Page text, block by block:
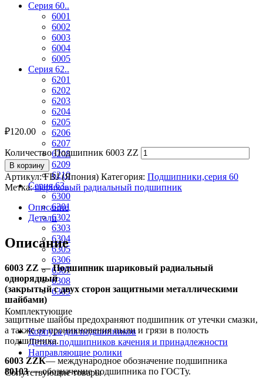
Серия 60..
6001
6002
6003
6004
6005
Серия 62..
6201
6202
6203
6204
6205
6206
6207
6208
6209
6210
Серия 63..
6300
6301
6302
6303
6304
6305
6306
6307
6308
6309
Комплектующие
Корпуса для подшипников
Детали подшипников качения и принадлежности
Направляющие ролики
Сопутствующие товары
₽120.00
Количество Подшипник 6003 ZZ
В корзину
Артикул:FBJ (Япония) Категория: Подшипники,серия 60
Метка:шариковый радиальный подшипник
Описание
Детали
Описание
6003 ZZ — Подшипник шариковый радиальный
однорядный
(закрытый с двух сторон защитными металлическими
шайбами)
защитные шайбы предохраняют подшипник от утечки смазки,
а также от проникновения пыли и грязи в полость
подшипника.
6003 ZZК— международное обозначение подшипника
80103— обозначение подшипника по ГОСТу.